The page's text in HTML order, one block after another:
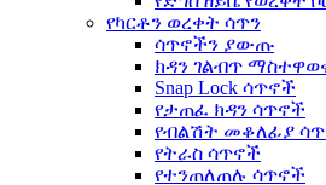
የካርቶን ወረቀት ሳጥን
ሳጥኖችን ያውጡ
ክዳን ገልብጥ
Snap Lock ሳጥኖች
የታጠፈ ክዳን ሳጥኖች
የብልሽት መቆለፊያ
የትራስ ሳጥኖች
የተንጠለጠሉ ሳጥኖች